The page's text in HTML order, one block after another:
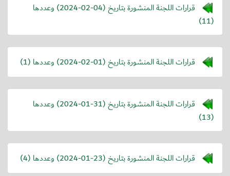
قرارات اللجنة المنشورة بتاريخ (2024-02-04) وعددها
(11)
قرارات اللجنة المنشورة بتاريخ (2024-02-01) وعددها (1)
قرارات اللجنة المنشورة بتاريخ (2024-01-31) وعددها
(13)
قرارات اللجنة المنشورة بتاريخ (2024-01-23) وعددها (4)